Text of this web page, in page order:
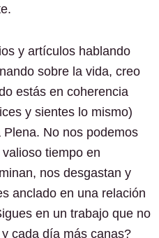
y artículos hablando
sobre la vida, creo
estás en coherencia
y sientes lo mismo)
No nos podemos
tiempo en
nos desgastan y
anclado en una relación
en un trabajo que no
cada día más canas?